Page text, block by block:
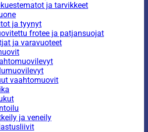
ja tarvikkeet
ja tyynyt
frotee ja patjansuojat
ja varavuoteet
vaahtomuovit
ja veneily